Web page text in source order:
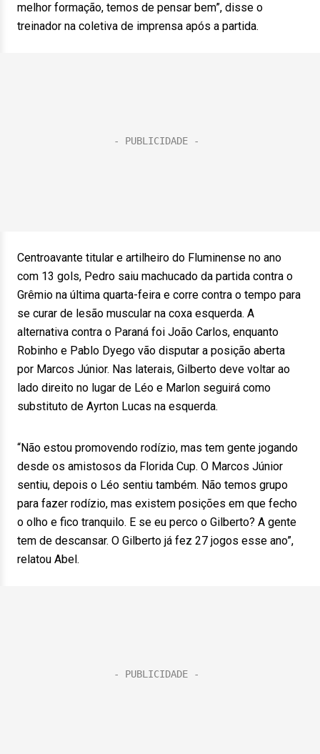
melhor formação, temos de pensar bem”, disse o
treinador na coletiva de imprensa após a partida.
Centroavante titular e artilheiro do Fluminense no ano
com 13 gols, Pedro saiu machucado da partida contra o
Grêmio na última quarta-feira e corre contra o tempo para
se curar de lesão muscular na coxa esquerda. A
alternativa contra o Paraná foi João Carlos, enquanto
Robinho e Pablo Dyego vão disputar a posição aberta
por Marcos Júnior. Nas laterais, Gilberto deve voltar ao
lado direito no lugar de Léo e Marlon seguirá como
substituto de Ayrton Lucas na esquerda.
“Não estou promovendo rodízio, mas tem gente jogando
desde os amistosos da Florida Cup. O Marcos Júnior
sentiu, depois o Léo sentiu também. Não temos grupo
para fazer rodízio, mas existem posições em que fecho
o olho e fico tranquilo. E se eu perco o Gilberto? A gente
tem de descansar. O Gilberto já fez 27 jogos esse ano”,
relatou Abel.